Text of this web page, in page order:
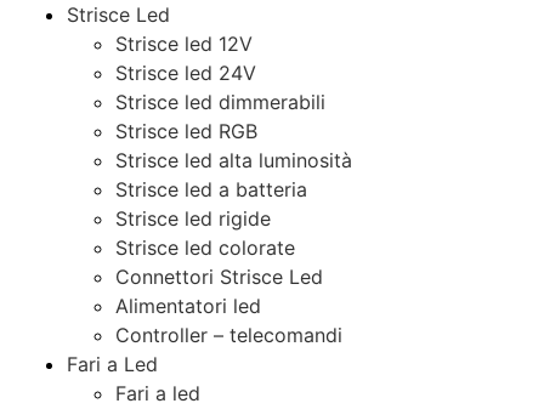
Strisce Led
Strisce led 12V
Strisce led 24V
Strisce led dimmerabili
Strisce led RGB
Strisce led alta luminosità
Strisce led a batteria
Strisce led rigide
Strisce led colorate
Connettori Strisce Led
Alimentatori led
Controller – telecomandi
Fari a Led
Fari a led